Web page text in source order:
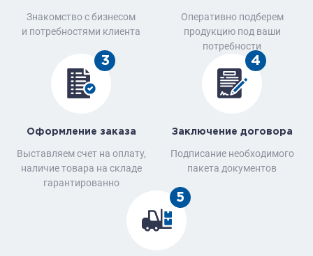
Знакомство с бизнесом
и потребностями клиента
Оперативно подберем
продукцию под ваши
потребности
3
Оформление заказа
Выставляем счет на оплату,
наличие товара на складе
гарантированно
4
Заключение договора
Подписание необходимого
пакета документов
5